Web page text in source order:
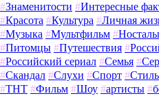
#Знаменитости #Интересные
#Красота #Культура #Личная
#Музыка #Мультфильм #
#Питомцы #Путешествия #
#Российский сериал #Семья #
#Скандал #Слухи #Спорт #
#ТНТ #Фильм #Шоу #артисты #